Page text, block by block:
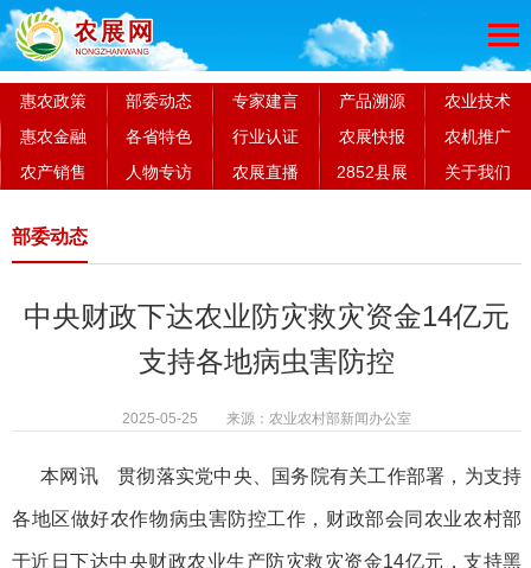
惠农政策 部委动态 专家建言 产品溯源
农业技术
惠农金融
各省特色 行业认证 农展快报
农机推广
农产销售
人物专访 农展直播 2852县展 关于我们
部委动态
中央财政下达农业防灾救灾资金14亿元
支持各地病虫害防控
2025-05-25 来源：农业农村部新闻办公室
本网讯 贯彻落实党中央、国务院有关工作部署，为支持
各地区做好农作物病虫害防控工作，财政部会同农业农村部
于近日下达中央财政农业生产防灾救灾资金14亿元，支持黑